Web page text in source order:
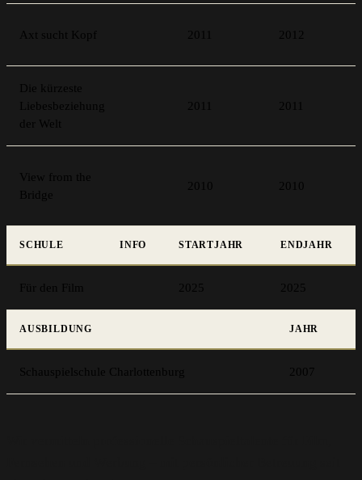
Axt sucht Kopf 2011 2012
Die kürzeste
Liebesbeziehung
der Welt
2011 2011
View from the
Bridge
2010 2010
SCHULE INFO STARTJAHR ENDJAHR
Für den Film 2025 2025
AUSBILDUNG JAHR
Schauspielschule Charlottenburg 2007